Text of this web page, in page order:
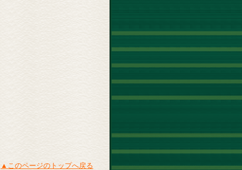
▲このページのトップへ戻る